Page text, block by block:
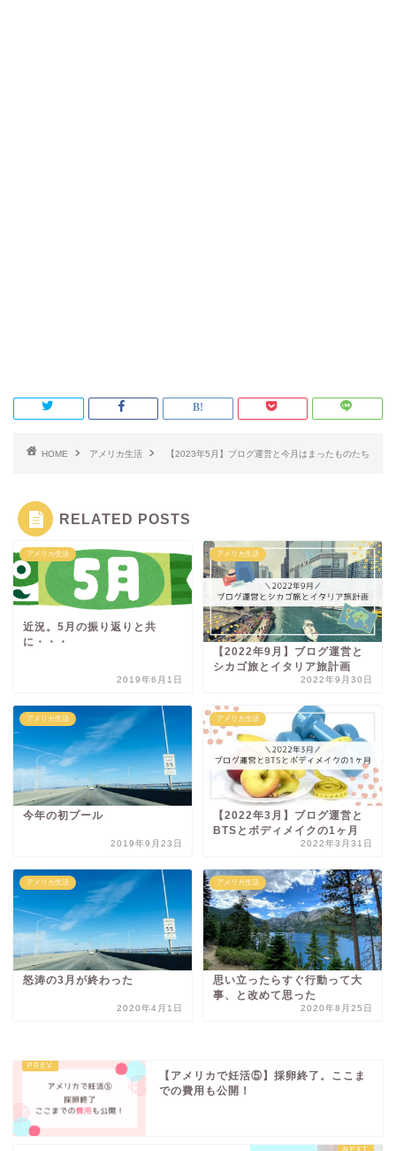
HOME アメリカ生活 【2023年5月】ブログ運営と今月はまったものたち
RELATED POSTS
アメリカ生活
近況。5月の振り返りと共
に・・・
2019年6月1日
アメリカ生活
【2022年9月】ブログ運営と
シカゴ旅とイタリア旅計画
2022年9月30日
アメリカ生活
今年の初プール
2019年9月23日
アメリカ生活
【2022年3月】ブログ運営と
BTSとボディメイクの1ヶ月
2022年3月31日
アメリカ生活
怒涛の3月が終わった
2020年4月1日
アメリカ生活
思い立ったらすぐ行動って大
事、と改めて思った
2020年8月25日
【アメリカで妊活⑤】採卵終了。ここま
での費用も公開！